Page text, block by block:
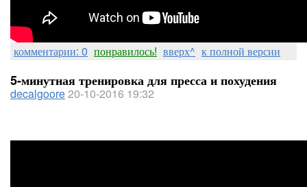
комментарии: 0 понравилось! вверх^ к полной версии
5-минутная тренировка для пресса и похудения
decalgoore20-10-2016 19:32